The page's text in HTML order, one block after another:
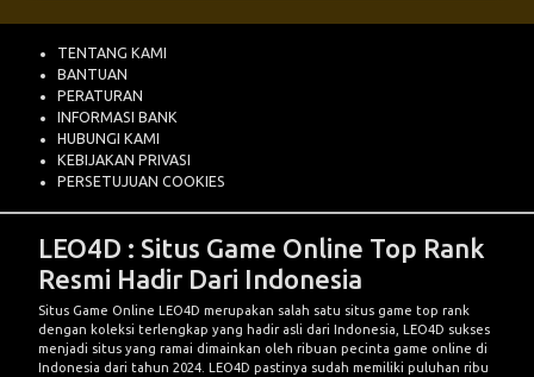
TENTANG KAMI
BANTUAN
PERATURAN
INFORMASI BANK
HUBUNGI KAMI
KEBIJAKAN PRIVASI
PERSETUJUAN COOKIES
LEO4D : Situs Game Online Top Rank
Resmi Hadir Dari Indonesia
Situs Game Online LEO4D merupakan salah satu situs game top rank
dengan koleksi terlengkap yang hadir asli dari Indonesia, LEO4D sukses
menjadi situs yang ramai dimainkan oleh ribuan pecinta game online di
Indonesia dari tahun 2024. LEO4D pastinya sudah memiliki puluhan ribu